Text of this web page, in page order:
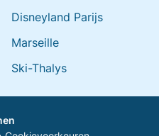
Disneyland Parijs
Marseille
Ski-Thalys